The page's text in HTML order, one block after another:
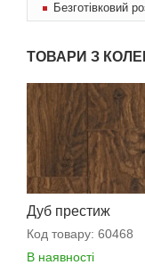
Безготівковий
ТОВАРИ З
Дуб престиж
Код товару: 60468
В наявності